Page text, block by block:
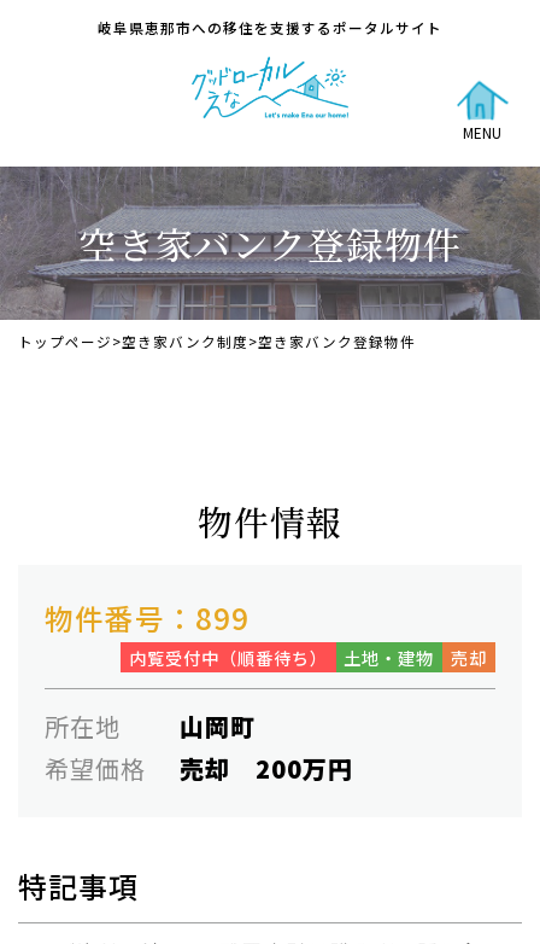
岐阜県恵那市への移住を支援するポータルサイト
MENU
空き家バンク登録物件
トップページ>空き家バンク制度>空き家バンク登録物件
物件情報
物件番号：899
内覧受付中（順番待ち） 土地・建物 売却
所在地
山岡町
希望価格
売却 200万円
特記事項